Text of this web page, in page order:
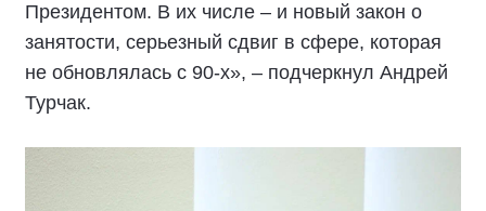
Президентом. В их числе – и новый закон о
занятости, серьезный сдвиг в сфере, которая
не обновлялась с 90-х», – подчеркнул Андрей
Турчак.